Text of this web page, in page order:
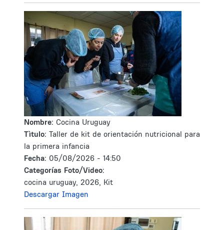
Nombre: Cocina Uruguay
Tìtulo: Taller de kit de orientación nutricional para
la primera infancia
Fecha: 05/08/2026 - 14:50
Categorías Foto/Video:
cocina uruguay, 2026, Kit
Descargar Imagen